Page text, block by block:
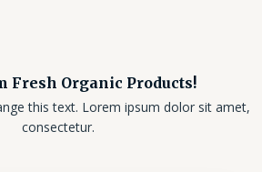
Fresh Organic Products!
this text. Lorem ipsum dolor sit amet,
consectetur.